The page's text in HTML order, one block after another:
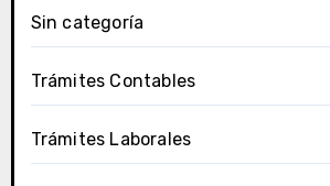
Sin categoría
Trámites Contables
Trámites Laborales